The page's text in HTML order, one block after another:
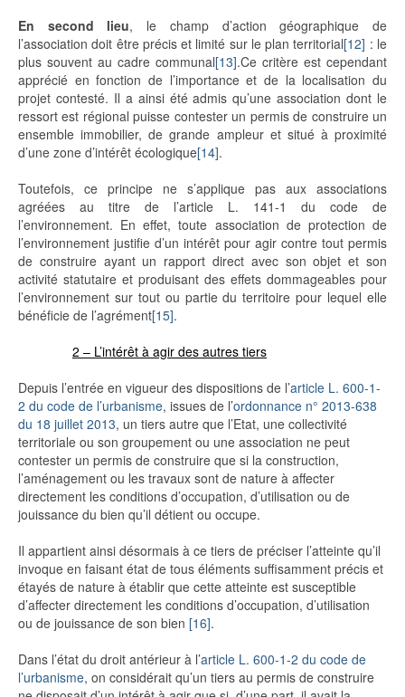
En second lieu, le champ d’action géographique de
l’association doit être précis et limité sur le plan territorial[12] : le
plus souvent au cadre communal[13].Ce critère est cependant
apprécié en fonction de l’importance et de la localisation du
projet contesté. Il a ainsi été admis qu’une association dont le
ressort est régional puisse contester un permis de construire un
ensemble immobilier, de grande ampleur et situé à proximité
d’une zone d’intérêt écologique[14].
Toutefois, ce principe ne s’applique pas aux associations
agréées au titre de l’article L. 141-1 du code de
l’environnement. En effet, toute association de protection de
l’environnement justifie d’un intérêt pour agir contre tout permis
de construire ayant un rapport direct avec son objet et son
activité statutaire et produisant des effets dommageables pour
l’environnement sur tout ou partie du territoire pour lequel elle
bénéficie de l’agrément[15].
2 – L’intérêt à agir des autres tiers
Depuis l’entrée en vigueur des dispositions de l’article L. 600-1-
2 du code de l’urbanisme, issues de l’ordonnance n° 2013-638
du 18 juillet 2013, un tiers autre que l’Etat, une collectivité
territoriale ou son groupement ou une association ne peut
contester un permis de construire que si la construction,
l’aménagement ou les travaux sont de nature à affecter
directement les conditions d’occupation, d’utilisation ou de
jouissance du bien qu’il détient ou occupe.
Il appartient ainsi désormais à ce tiers de préciser l’atteinte qu’il
invoque en faisant état de tous éléments suffisamment précis et
étayés de nature à établir que cette atteinte est susceptible
d’affecter directement les conditions d’occupation, d’utilisation
ou de jouissance de son bien [16].
Dans l’état du droit antérieur à l’article L. 600-1-2 du code de
l’urbanisme, on considérait qu’un tiers au permis de construire